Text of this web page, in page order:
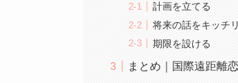
計画を立てる
将来の話をキッチ
期限を設ける
まとめ｜国際遠距離